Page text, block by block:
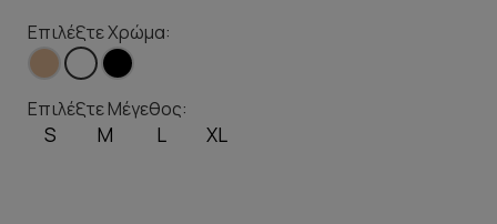
Επιλέξτε Χρώμα:
Επιλέξτε Μέγεθος:
S M L XL